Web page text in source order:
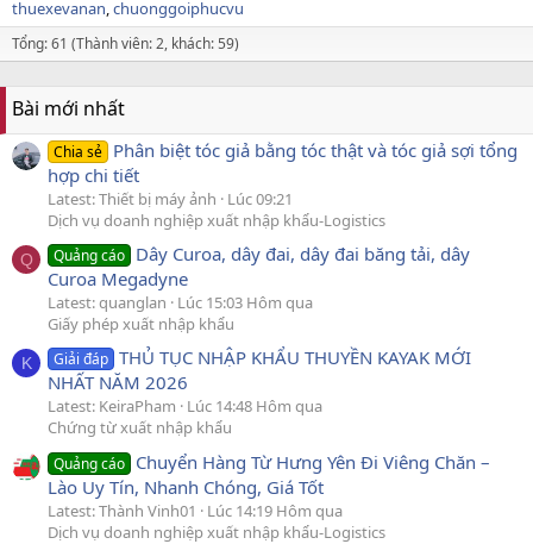
thuexevanan chuonggoiphucvu
Tổng: 61 (Thành viên: 2, khách: 59)
Bài mới nhất
Chia sẻ Phân biệt tóc giả bằng tóc thật và tóc giả sợi tổng
hợp chi tiết
Latest: Thiết bị máy ảnh
Lúc 09:21
Dịch vụ doanh nghiệp xuất nhập khẩu-Logistics
Q Quảng cáo Dây Curoa, dây đai, dây đai băng tải, dây
Curoa Megadyne
Latest: quanglan
Lúc 15:03 Hôm qua
Giấy phép xuất nhập khẩu
K Giải đáp THỦ TỤC NHẬP KHẨU THUYỀN KAYAK MỚI
NHẤT NĂM 2026
Latest: KeiraPham
Lúc 14:48 Hôm qua
Chứng từ xuất nhập khẩu
Quảng cáo Chuyển Hàng Từ Hưng Yên Đi Viêng Chăn –
Lào Uy Tín, Nhanh Chóng, Giá Tốt
Latest: Thành Vinh01
Lúc 14:19 Hôm qua
Dịch vụ doanh nghiệp xuất nhập khẩu-Logistics